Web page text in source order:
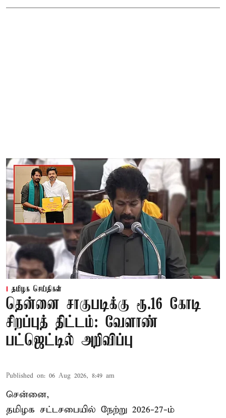
தமிழக செய்திகள்
தென்னை சாகுபடிக்கு ரூ.16 கோடி
சிறப்புத் திட்டம்: வேளாண்
பட்ஜெட்டில் அறிவிப்பு
Published on: 06 Aug 2026, 8:49 am
சென்னை,
தமிழக சட்டசபையில் நேற்று 2026-27-ம்